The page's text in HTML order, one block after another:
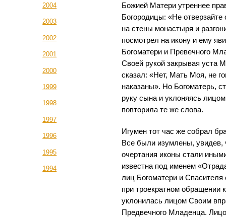
2004
2003
2002
2001
2000
1999
1998
1997
1996
1995
1994
Божией Матери утреннее
Богородицы: «Не отверзайте
на стены монастыря и
посмотрел на икону и ему
Богоматери и Превечного
Своей рукой закрывая уста
сказал: «Нет, Мать Моя, не
наказаны». Но Богоматерь,
руку сына и уклоняясь
повторила те же слова.
Игумен тот час же собрал
Все были изумлены, увидев,
очертания иконы стали
известна под именем
лиц Богоматери и
при троекратном обращении
уклонилась лицом Своим
Предвечного Младенца.